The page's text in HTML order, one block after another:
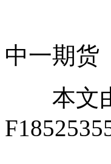
中一期货
本文由